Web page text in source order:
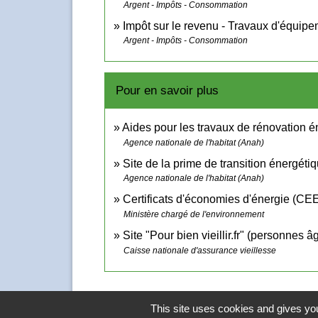
Argent - Impôts - Consommation
Impôt sur le revenu - Travaux
Argent - Impôts - Consommation
Pour en savoir plus
Aides pour les travaux de rénovation
Agence nationale de l'habitat (Anah)
Site de la prime de transition
Agence nationale de l'habitat (Anah)
Certificats d'économies d'énergie
Ministère chargé de l'environnement
Site "Pour bien vieillir.fr" (personnes
Caisse nationale d'assurance vieillesse
This site uses cookies and gives